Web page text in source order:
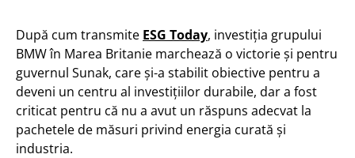
După cum transmite ESG Today, investiția grupului
BMW în Marea Britanie marchează o victorie și pentru
guvernul Sunak, care și-a stabilit obiective pentru a
deveni un centru al investițiilor durabile, dar a fost
criticat pentru că nu a avut un răspuns adecvat la
pachetele de măsuri privind energia curată și
industria.